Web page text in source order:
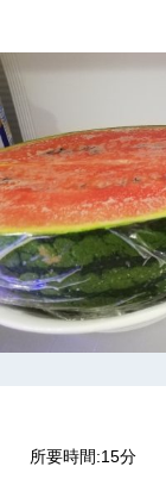
所要時間:15分